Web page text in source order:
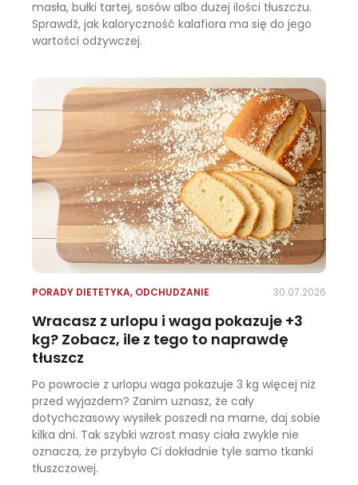
masła, bułki tartej, sosów albo dużej ilości tłuszczu.
Sprawdź, jak kaloryczność kalafiora ma się do jego
wartości odżywczej.
PORADY DIETETYKA, ODCHUDZANIE 30.07.2026
Wracasz z urlopu i waga pokazuje +3
kg? Zobacz, ile z tego to naprawdę
tłuszcz
Po powrocie z urlopu waga pokazuje 3 kg więcej niż
przed wyjazdem? Zanim uznasz, że cały
dotychczasowy wysiłek poszedł na marne, daj sobie
kilka dni. Tak szybki wzrost masy ciała zwykle nie
oznacza, że przybyło Ci dokładnie tyle samo tkanki
tłuszczowej.